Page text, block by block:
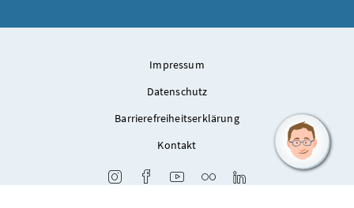
Impressum
Datenschutz
Barrierefreiheitserklärung
Kontakt
InstagramFacebookYoutubeFlickr